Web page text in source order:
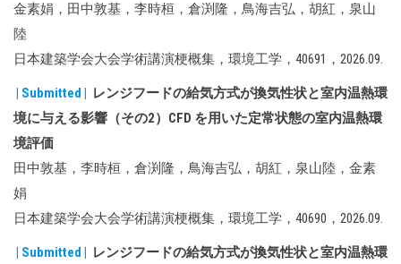
金素娟，田中敦基，李時桓，倉渕隆，鳥海吉弘，胡紅，泉山
陸
日本建築学会大会学術講演梗概集，環境工学，40691，2026.09.
| Submitted | レンジフードの給気方式が換気性状と室内温熱環
境に与える影響（その2）CFD を用いた定常状態の室内温熱環
境評価
田中敦基，李時桓，倉渕隆，鳥海吉弘，胡紅，泉山陸，金素
娟
日本建築学会大会学術講演梗概集，環境工学，40690，2026.09.
| Submitted | レンジフードの給気方式が換気性状と室内温熱環